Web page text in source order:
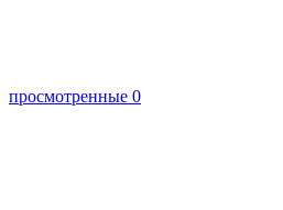
просмотренные 0